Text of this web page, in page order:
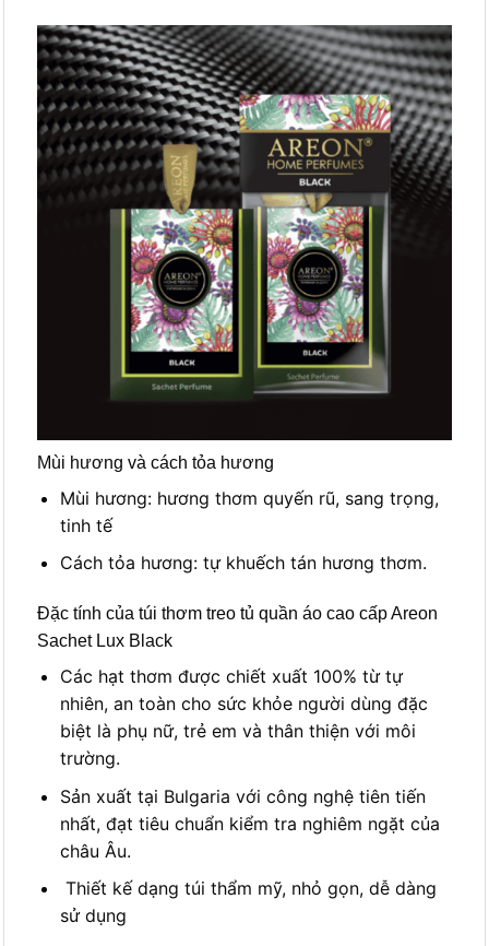
Mùi hương và cách tỏa hương
Mùi hương: hương thơm quyến rũ, sang trọng,
tinh tế
Cách tỏa hương: tự khuếch tán hương thơm.
Đặc tính của túi thơm treo tủ quần áo cao cấp Areon
Sachet Lux Black
Các hạt thơm được chiết xuất 100% từ tự
nhiên, an toàn cho sức khỏe người dùng đặc
biệt là phụ nữ, trẻ em và thân thiện với môi
trường.
Sản xuất tại Bulgaria với công nghệ tiên tiến
nhất, đạt tiêu chuẩn kiểm tra nghiêm ngặt của
châu Âu.
Thiết kế dạng túi thẩm mỹ, nhỏ gọn, dễ dàng
sử dụng